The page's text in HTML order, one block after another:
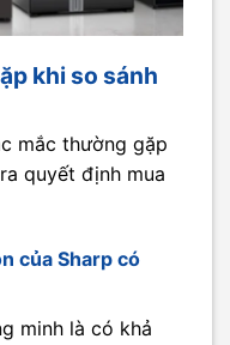
khi so sánh
mắc thường gặp
quyết định mua
của Sharp có
minh là có khả